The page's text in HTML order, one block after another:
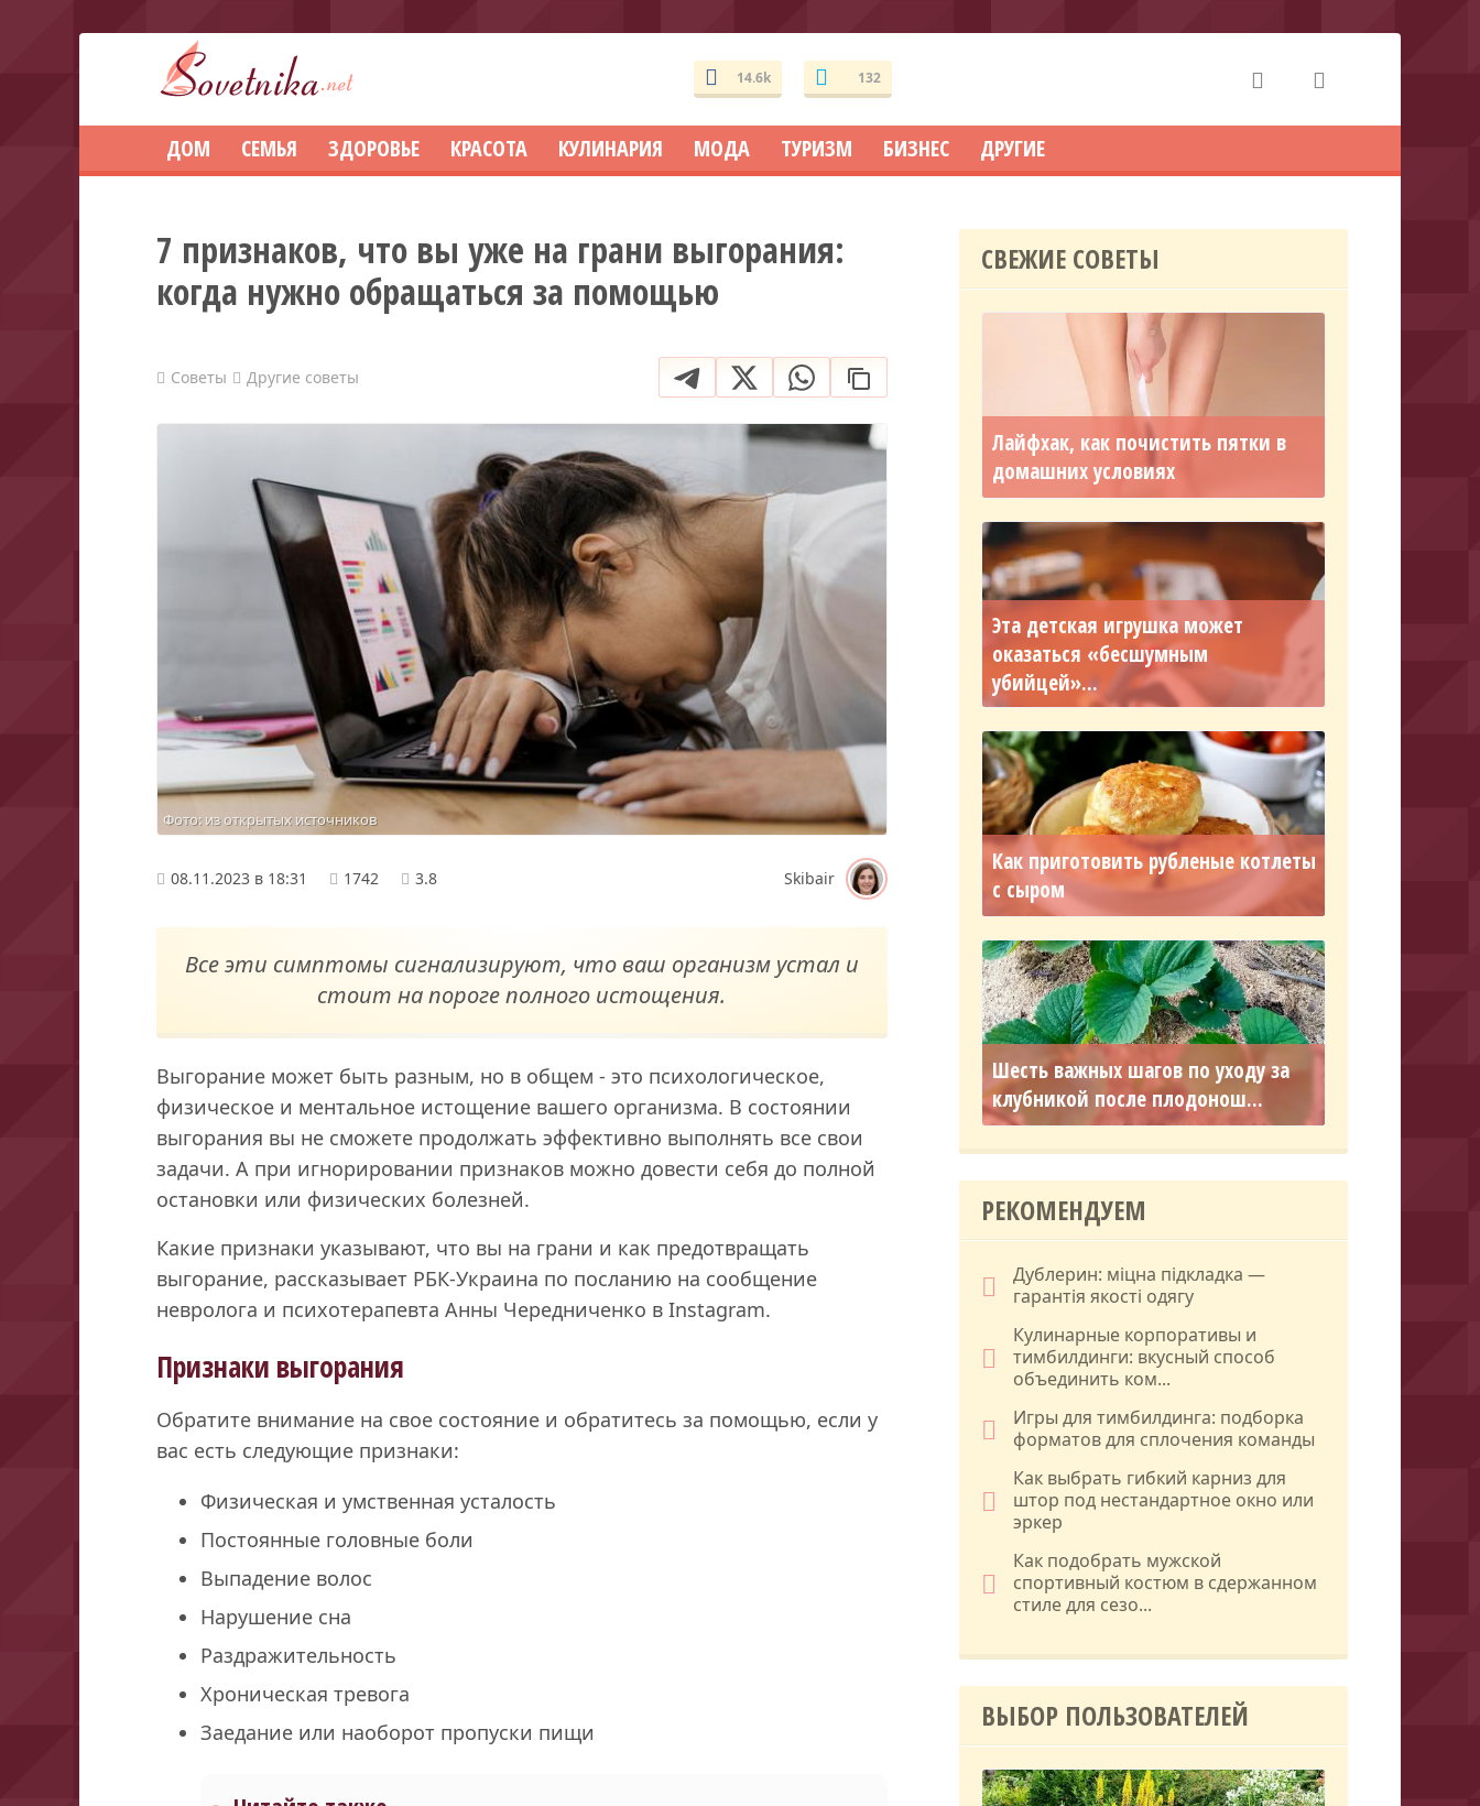
14.6k 132
ДОМ СЕМЬЯ ЗДОРОВЬЕ КРАСОТА КУЛИНАРИЯ МОДА ТУРИЗМ БИЗНЕС ДРУГИЕ
7 признаков, что вы уже на грани выгорания:
когда нужно обращаться за помощью
Советы Другие советы
Фото: из открытых источников
08.11.2023 в 18:31 1742 3.8 Skibair
Все эти симптомы сигнализируют, что ваш организм устал и
стоит на пороге полного истощения.
Выгорание может быть разным, но в общем - это психологическое,
физическое и ментальное истощение вашего организма. В состоянии
выгорания вы не сможете продолжать эффективно выполнять все свои
задачи. А при игнорировании признаков можно довести себя до полной
остановки или физических болезней.
Какие признаки указывают, что вы на грани и как предотвращать
выгорание, рассказывает РБК-Украина по посланию на сообщение
невролога и психотерапевта Анны Чередниченко в Instagram.
Признаки выгорания
Обратите внимание на свое состояние и обратитесь за помощью, если у
вас есть следующие признаки:
Физическая и умственная усталость
Постоянные головные боли
Выпадение волос
Нарушение сна
Раздражительность
Хроническая тревога
Заедание или наоборот пропуски пищи
СВЕЖИЕ СОВЕТЫ
Лайфхак, как почистить пятки в
домашних условиях
Эта детская игрушка может
оказаться «бесшумным
убийцей»...
Как приготовить рубленые котлеты
с сыром
Шесть важных шагов по уходу за
клубникой после плодонош...
РЕКОМЕНДУЕМ
Дублерин: міцна підкладка —
гарантія якості одягу
Кулинарные корпоративы и
тимбилдинги: вкусный способ
объединить ком...
Игры для тимбилдинга: подборка
форматов для сплочения команды
Как выбрать гибкий карниз для
штор под нестандартное окно или
эркер
Как подобрать мужской
спортивный костюм в сдержанном
стиле для сезо...
ВЫБОР ПОЛЬЗОВАТЕЛЕЙ